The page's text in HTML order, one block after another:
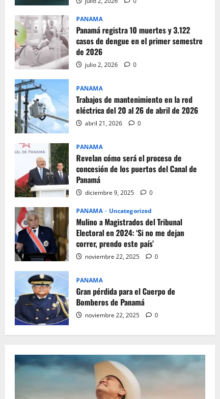
PANAMA
Panamá registra 10 muertes y 3.122
casos de dengue en el primer semestre
de 2026
julio 2, 2026 0
PANAMA
Trabajos de mantenimiento en la red
eléctrica del 20 al 26 de abril de 2026
abril 21, 2026 0
PANAMA
Revelan cómo será el proceso de
concesión de los puertos del Canal de
Panamá
diciembre 9, 2025 0
PANAMA Uncategorized
Mulino a Magistrados del Tribunal
Electoral en 2024: ‘Si no me dejan
correr, prendo este país’
noviembre 22, 2025 0
PANAMA
Gran pérdida para el Cuerpo de
Bomberos de Panamá
noviembre 22, 2025 0